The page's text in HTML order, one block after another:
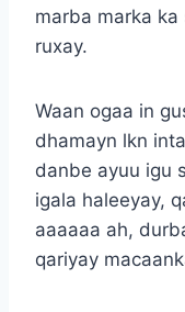
marba marka ka
ruxay.
Waan ogaa in
dhamayn lkn
danbe ayuu igu
igala haleeyay,
aaaaaa ah,
qariyay